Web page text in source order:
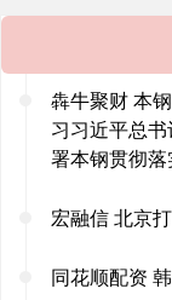
犇牛聚财 本
习习近平总
署本钢贯彻
宏融信 北京
同花顺配资